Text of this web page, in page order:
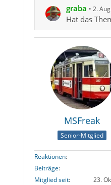
graba 2.
Hat das
MSFreak
Senior-Mitglied
Reaktionen
Beiträge
Mitglied seit
23.